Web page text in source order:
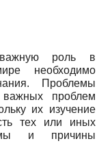
важную роль в
необходимо
Проблемы
проблем
их изучение
тех или иных
и причины